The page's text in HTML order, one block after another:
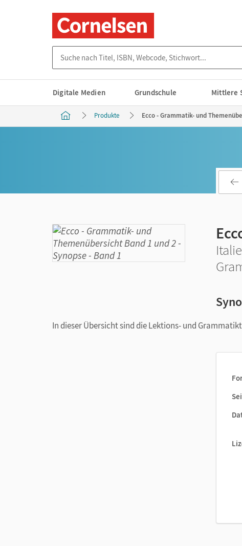
Digitale Medien Grundschule Mittlere
Produkte Ecco - Grammatik- und
In dieser Übersicht sind die Lektions- und